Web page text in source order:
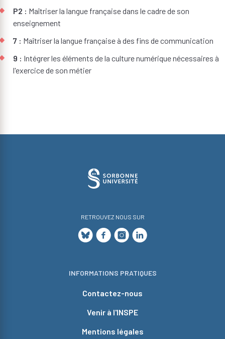
P2 : Maîtriser la langue française dans le cadre de son
enseignement
7 : Maîtriser la langue française à des fins de communication
9 : Intégrer les éléments de la culture numérique nécessaires à
l'exercice de son métier
RETROUVEZ NOUS SUR
INFORMATIONS PRATIQUES
Contactez-nous
Venir à l'INSPE
Mentions légales